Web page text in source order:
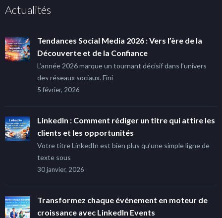
Actualités
Tendances Social Media 2026 : Vers l’ère de la
Découverte et de la Confiance
L’année 2026 marque un tournant décisif dans l’univers
des réseaux sociaux. Fini
5 février, 2026
LinkedIn : Comment rédiger un titre qui attire les
clients et les opportunités
Votre titre LinkedIn est bien plus qu’une simple ligne de
texte sous
30 janvier, 2026
Transformez chaque événement en moteur de
croissance avec LinkedIn Events